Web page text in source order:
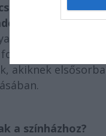
a
tudok
akiknek
a színházhoz?